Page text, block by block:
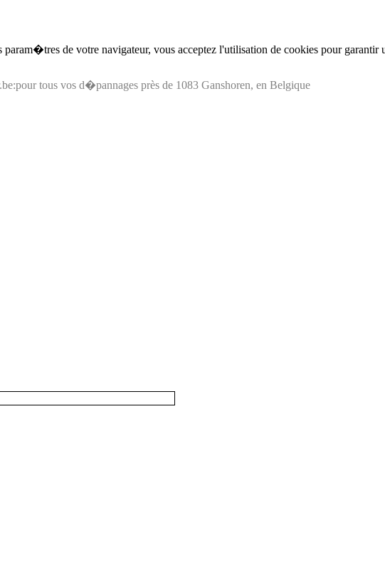
param�tres de votre navigateur, vous acceptez l'utilisation de cookies pour
tous vos d�pannages près de 1083 Ganshoren, en Belgique